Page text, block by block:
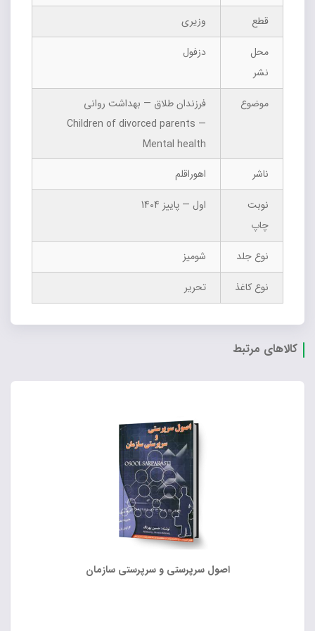
قطع
وزیری
محل
نشر
دزفول
موضوع
فرزندان طلاق — بهداشت روانی
Children of divorced parents —
Mental health
ناشر
اهوراقلم
نوبت
چاپ
اول — پاییز 1404
نوع جلد
شومیز
نوع کاغذ
تحریر
کالاهای مرتبط
اصول سرپرستی و سرپرستی سازمان